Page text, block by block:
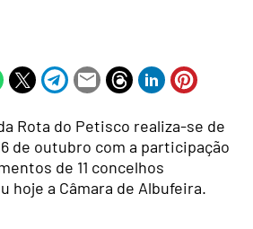
Rota do Petisco realiza-se de
de outubro com a participação
de 11 concelhos
hoje a Câmara de Albufeira.